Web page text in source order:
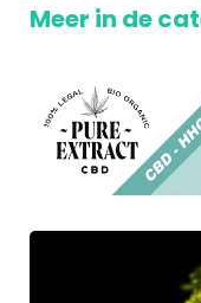
Meer in de